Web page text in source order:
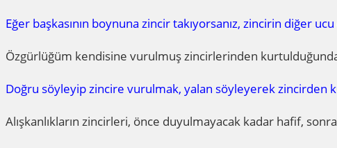
Eğer başkasının boynuna zincir takıyorsanız, zincirin diğer
Özgürlüğüm kendisine vurulmuş zincirlerinden
Doğru söyleyip zincire vurulmak, yalan söyleyerek zincirden
Alışkanlıkların zincirleri, önce duyulmayacak kadar hafif,